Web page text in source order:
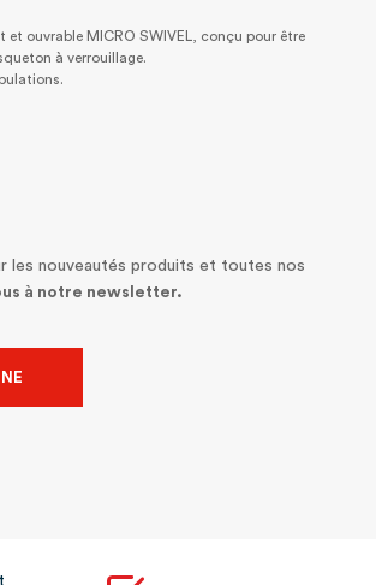
et ouvrable MICRO SWIVEL, conçu pour être
à verrouillage.
les nouveautés produits et toutes nos
à notre newsletter.